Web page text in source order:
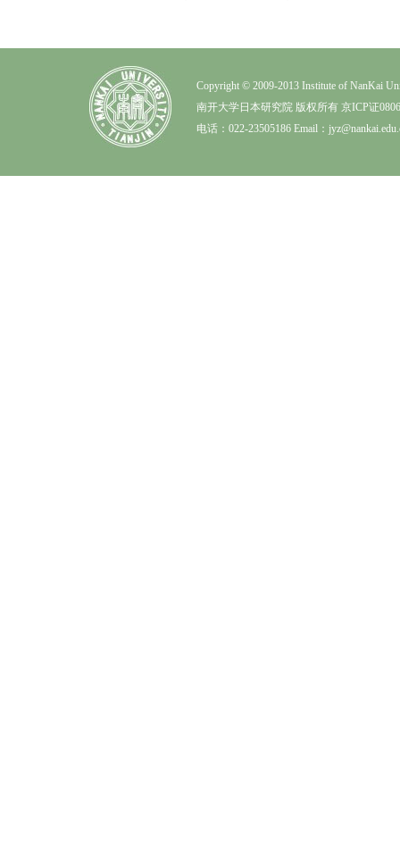
Copyright © 2009-2013 Institute of NanKai
南开大学日本研究院 版权所有 京ICP证
电话：022-23505186 Email：